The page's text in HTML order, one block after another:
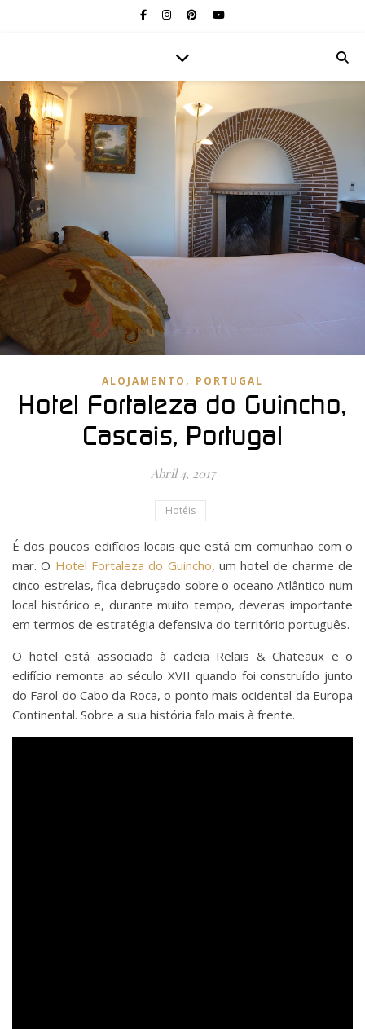
ALOJAMENTO , PORTUGAL
Hotel Fortaleza do Guincho,
Cascais, Portugal
Abril 4, 2017
Hotéis
É dos poucos edifícios locais que está em comunhão com o
mar. O Hotel Fortaleza do Guincho, um hotel de charme de
cinco estrelas, fica debruçado sobre o oceano Atlântico num
local histórico e, durante muito tempo, deveras importante
em termos de estratégia defensiva do território português.
O hotel está associado à cadeia Relais & Chateaux e o
edifício remonta ao século XVII quando foi construído junto
do Farol do Cabo da Roca, o ponto mais ocidental da Europa
Continental. Sobre a sua história falo mais à frente.